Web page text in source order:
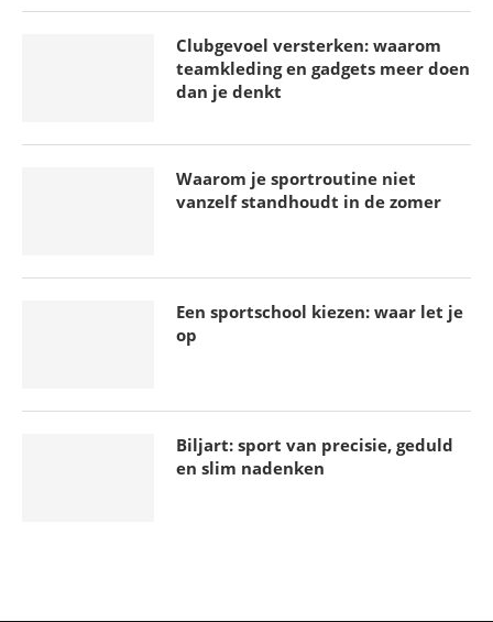
Clubgevoel versterken: waarom
teamkleding en gadgets meer doen
dan je denkt
Waarom je sportroutine niet
vanzelf standhoudt in de zomer
Een sportschool kiezen: waar let je
op
Biljart: sport van precisie, geduld
en slim nadenken